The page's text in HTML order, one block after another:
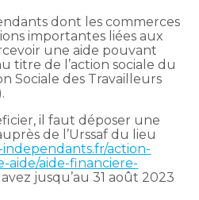
dont les commerces
importantes liées aux
une aide pouvant
titre de l’action sociale du
Sociale des Travailleurs
il faut déposer une
de l’Urssaf du lieu
independants.fr/action-
aide/aide-financiere-
avez jusqu’au 31 août 2023